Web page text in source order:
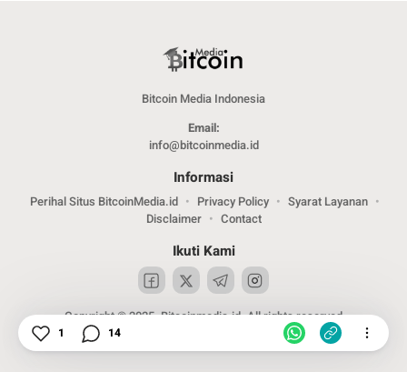
Bitcoin Media Indonesia
Email:
info@bitcoinmedia.id
Informasi
Perihal Situs BitcoinMedia.id Privacy Policy
Syarat Layanan
Disclaimer
Contact
Ikuti Kami
Copyright © 2025. Bitcoinmedia.id. All rights reserved
1 14